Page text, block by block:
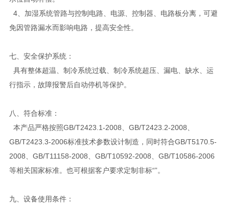
4、加湿系统管路与控制电路、电源、控制器、电路板分离，可避
免因管路漏水而影响电路，提高安全性。
七、安全保护系统：
具有整体超温、制冷系统过载、制冷系统超压、漏电、缺水、运
行指示，故障报警后自动停机等保护。
八、符合标准：
本产品严格按照GB/T2423.1-2008、GB/T2423.2-2008、
GB/T2423.3-2006标准技术参数设计制造，同时符合GB/T5170.5-
2008、GB/T11158-2008、GB/T10592-2008、GB/T10586-2006
等相关国家标准。也可根据客户要求定制非标“”。
九、 设备使用条件：